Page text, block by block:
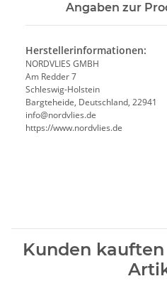
Angaben zur
Herstellerinformationen:
NORDVLIES GMBH
Am Redder 7
Schleswig-Holstein
Bargteheide, Deutschland, 22941
info@nordvlies.de
https://www.nordvlies.de
Kunden